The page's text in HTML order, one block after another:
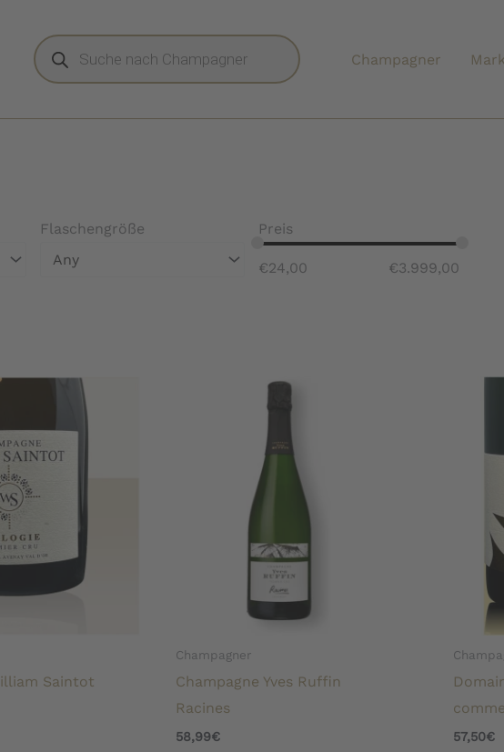
Products
search
Champagner
Flaschengröße
Any
Preis
€24,00 €3.999,00
Saintot
Champagner
Champagne Yves Ruffin
Racines
58,99€ 57,50€